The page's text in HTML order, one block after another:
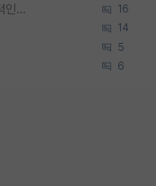
박사진학하기에 2억은 괜찮은 (?) 정도의 경제력인가요 16
14
5
6